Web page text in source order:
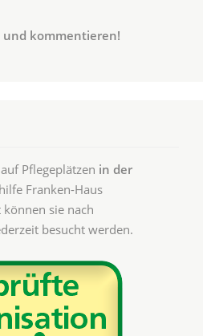
kommentieren!
Pflegeplätzen in der
Franken-Haus
sie nach
besucht werden.